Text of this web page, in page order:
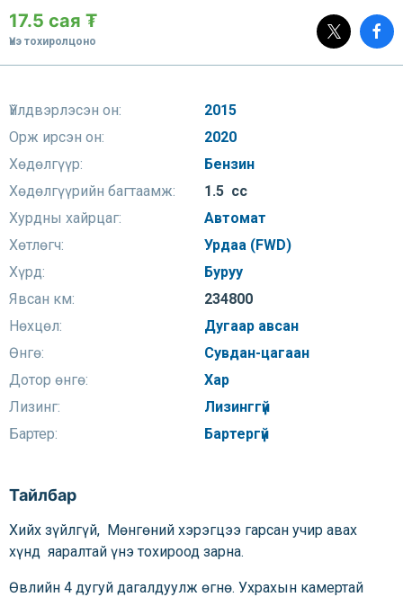
17.5 сая ₮
Үнэ тохиролцоно
Үйлдвэрлэсэн он:
2015
Орж ирсэн он:
2020
Хөдөлгүүр:
Бензин
Хөдөлгүүрийн багтаамж:
1.5 сс
Хурдны хайрцаг:
Автомат
Хөтлөгч:
Урдаа (FWD)
Хүрд:
Буруу
Явсан км:
234800
Нөхцөл:
Дугаар авсан
Өнгө:
Сувдан-цагаан
Дотор өнгө:
Хар
Лизинг:
Лизинггүй
Бартер:
Бартергүй
Тайлбар
Хийх зүйлгүй, Мөнгөний хэрэгцээ гарсан учир авах
хүнд яаралтай үнэ тохироод зарна.
Өвлийн 4 дугуй дагалдуулж өгнө. Ухрахын камертай